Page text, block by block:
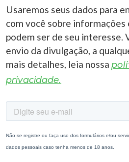
Usaremos seus dados para
com você sobre informações
podem ser de seu interesse.
envio da divulgação, a
mais detalhes, leia nossa
privacidade.